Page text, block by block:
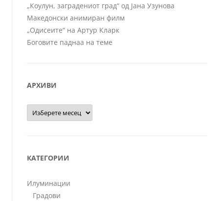
„Коулун, заградениот град“ од Јана Узунова
Македонски анимиран филм
„Одисеите“ на Артур Кларк
Боговите паднаа на теме
АРХИВИ
Архиви
КАТЕГОРИИ
Илуминации
Градови